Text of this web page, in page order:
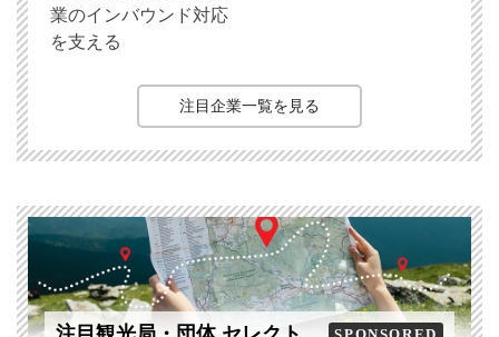
業のインバウンド対応
を支える
注目企業一覧を見る